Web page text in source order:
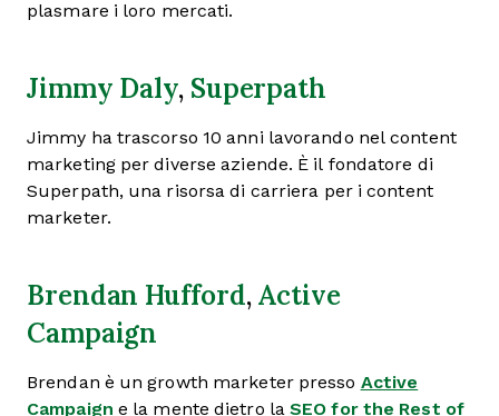
plasmare i loro mercati.
Jimmy Daly, Superpath
Jimmy ha trascorso 10 anni lavorando nel content
marketing per diverse aziende. È il fondatore di
Superpath, una risorsa di carriera per i content
marketer.
Brendan Hufford,Active
Campaign
Brendan è un growth marketer presso Active
Campaign e la mente dietro laSEO for the Rest of